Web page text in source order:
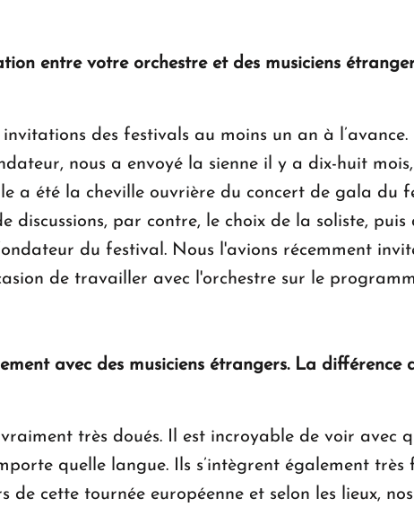
entre votre orchestre et des musiciens
invitations des festivals au moins un an à
nous a envoyé la sienne il y a dix-huit
a été la cheville ouvrière du concert de gala du
discussions, par contre, le choix de la soliste,
du festival. Nous l'avions récemment
de travailler avec l'orchestre sur le
avec des musiciens étrangers. La différence
très doués. Il est incroyable de voir avec
quelle langue. Ils s’intègrent également
de cette tournée européenne et selon les lieux,